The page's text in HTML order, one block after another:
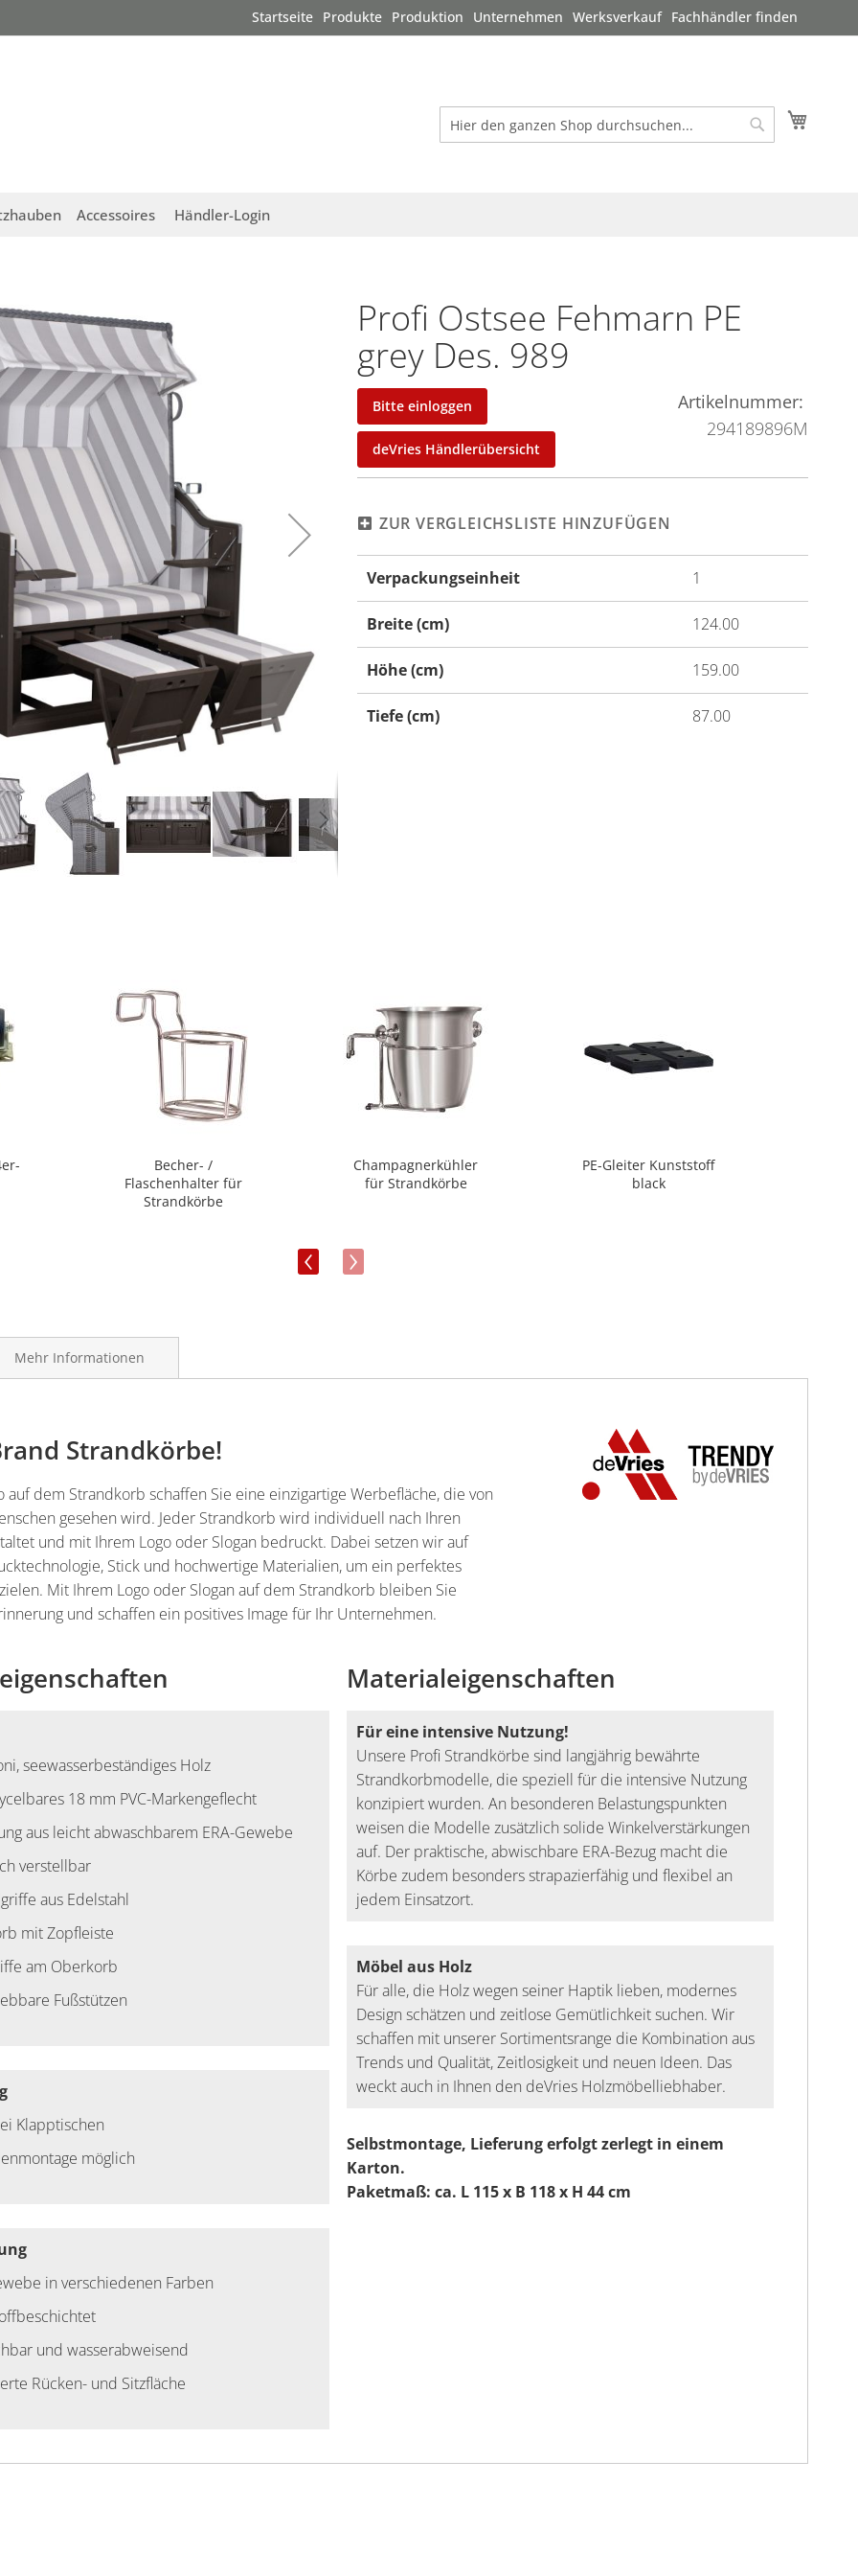
Startseite Produkte Produktion Unternehmen Werksverkauf Fachhändler finden
Suche
Suche
Accessoires Händler-Login
Profi Ostsee Fehmarn PE
grey Des. 989
Bitte einloggen
deVries Händlerübersicht
Artikelnummer
294189896M
ZUR VERGLEICHSLISTE HINZUFÜGEN
Informationen
Verpackungseinheit 1
Breite (cm) 124.00
Höhe (cm) 159.00
Tiefe (cm) 87.00
Becher- /
Flaschenhalter für
Strandkörbe
Champagnerkühler
für Strandkörbe
PE-Gleiter Kunststoff
black
‹ ›
Strandkörbe!
auf dem Strandkorb schaffen Sie eine einzigartige Werbefläche, die von
gesehen wird. Jeder Strandkorb wird individuell nach Ihren
und mit Ihrem Logo oder Slogan bedruckt. Dabei setzen wir auf
Stick und hochwertige Materialien, um ein perfektes
Mit Ihrem Logo oder Slogan auf dem Strandkorb bleiben Sie
und schaffen ein positives Image für Ihr Unternehmen.
seewasserbeständiges Holz
18 mm PVC-Markengeflecht
aus leicht abwaschbarem ERA-Gewebe
verstellbar
aus Edelstahl
mit Zopfleiste
am Oberkorb
Fußstützen
Klapptischen
möglich
in verschiedenen Farben
und wasserabweisend
Rücken- und Sitzfläche
Materialeigenschaften
Für eine intensive Nutzung!
Unsere Profi Strandkörbe sind langjährig bewährte
Strandkorbmodelle, die speziell für die intensive Nutzung
konzipiert wurden. An besonderen Belastungspunkten
weisen die Modelle zusätzlich solide Winkelverstärkungen
auf. Der praktische, abwischbare ERA-Bezug macht die
Körbe zudem besonders strapazierfähig und flexibel an
jedem Einsatzort.
Möbel aus Holz
Für alle, die Holz wegen seiner Haptik lieben, modernes
Design schätzen und zeitlose Gemütlichkeit suchen. Wir
schaffen mit unserer Sortimentsrange die Kombination aus
Trends und Qualität, Zeitlosigkeit und neuen Ideen. Das
weckt auch in Ihnen den deVries Holzmöbelliebhaber.
Selbstmontage, Lieferung erfolgt zerlegt in einem
Karton.
Paketmaß: ca. L 115 x B 118 x H 44 cm
Mehr Informationen